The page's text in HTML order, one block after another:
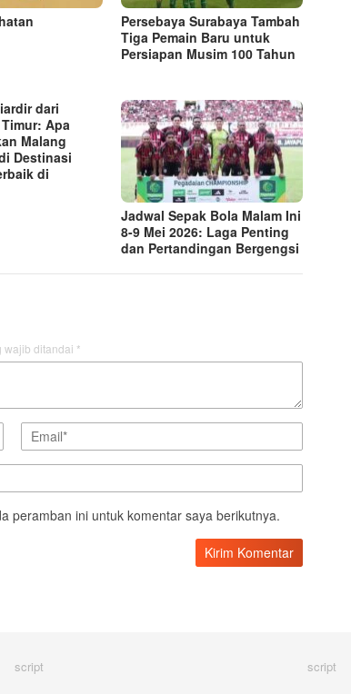
Persebaya Surabaya Tambah
Tiga Pemain Baru untuk
Persiapan Musim 100 Tahun
dari
Apa
Malang
Destinasi
di
Jadwal Sepak Bola Malam Ini
8-9 Mei 2026: Laga Penting
dan Pertandingan Bergengsi
wajib ditandai *
peramban ini untuk komentar saya berikutnya.
script script